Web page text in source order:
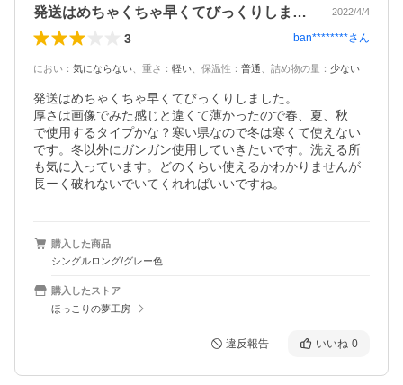
発送はめちゃくちゃ早くてびっくりしまし… 2022/4/4
3 ban********さん
におい ： 気にならない 重さ ： 軽い 保温性 ： 普通 詰め物の量 ： 少ない
発送はめちゃくちゃ早くてびっくりしました。
厚さは画像でみた感じと違くて薄かったので春、夏、秋
で使用するタイプかな？寒い県なので冬は寒くて使えない
です。冬以外にガンガン使用していきたいです。洗える所
も気に入っています。どのくらい使えるかわかりませんが
長ーく破れないでいてくれればいいですね。
購入した商品
シングルロング/グレー色
購入したストア
ほっこりの夢工房
違反報告 いいね 0